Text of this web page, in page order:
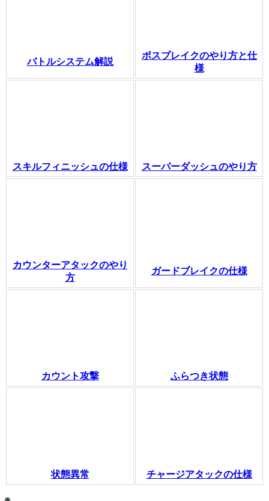
バトルシステム解説
ボスブレイクのやり方と仕
様
スキルフィニッシュの仕様 スーパーダッシュのやり方
カウンターアタックのやり
方
ガードブレイクの仕様
カウント攻撃 ふらつき状態
状態異常 チャージアタックの仕様